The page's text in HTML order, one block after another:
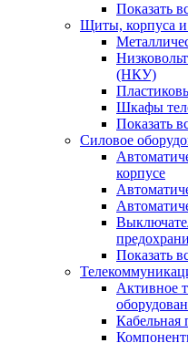
Показать
Щиты, корпуса
(НКУ)
Шкафы
Показать
Силовое
корпусе
Показать
Активное